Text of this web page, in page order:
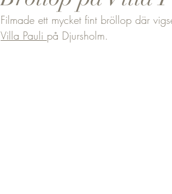
Filmade ett mycket fint bröllop där
Villa Pauli på Djursholm.